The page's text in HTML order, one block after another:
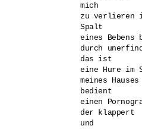
mich
zu verlieren
Spalt
eines Bebens
durch
das ist
eine Hure im
meines Hauses
bedient
einen
der klappert
und